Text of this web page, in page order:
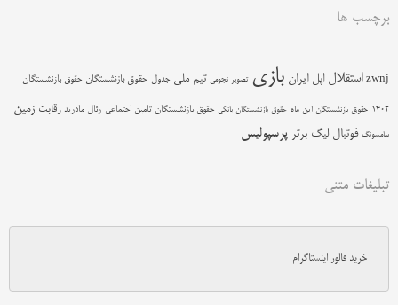
برچسب ها
zwnj استقلال اپل ایران بازی تصویر نجومی تیم ملی جدول حقوق بازنشستگان حقوق بازنشستگان
1402 حقوق بازنشستگان این ماه حقوق بازنشستگان بانکی حقوق بازنشستگان تامین اجتماعی رئال مادرید رقابت زمین
سامسونگ فوتبال لیگ برتر پرسپولیس
تبلیغات متنی
خرید فالور اینستاگرام